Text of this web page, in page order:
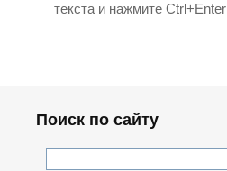
текста и нажмите Ctrl+Enter
Поиск по сайту